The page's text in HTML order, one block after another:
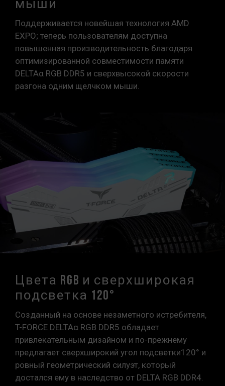
Модули памяти TEAMGROUP тестируются в
условиях нормального напряжения. При
возникновении проблем, связанных с
неисправностями процессора или
материнской платы, обратитесь в
соответствующую службу послепродажного
обслуживания производителя процессора
или материнской платы.
мыши
Поддерживается новейшая технология AMD
EXPO; теперь пользователям доступна
повышенная производительность благодаря
оптимизированной совместимости памяти
DELTAα RGB DDR5 и сверхвысокой скорости
разгона одним щелчком мыши.
Цвета RGB и сверхширокая
подсветка 120°
Созданный на основе незаметного истребителя,
T-FORCE DELTAα RGB DDR5 обладает
привлекательным дизайном и по-прежнему
предлагает сверхширокий угол подсветки120° и
ровный геометрический силуэт, который
достался ему в наследство от DELTA RGB DDR4.